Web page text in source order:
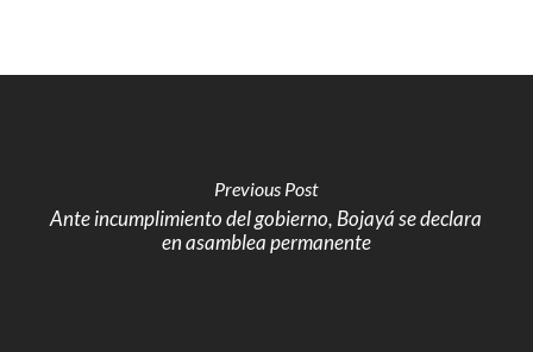
Previous Post
Ante incumplimiento del gobierno, Bojayá se declara
en asamblea permanente